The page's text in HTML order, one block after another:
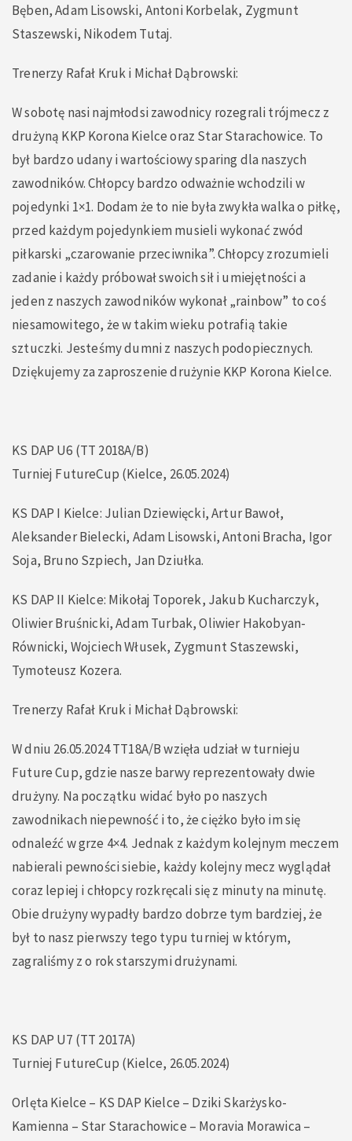
Bęben, Adam Lisowski, Antoni Korbelak, Zygmunt
Staszewski, Nikodem Tutaj.
Trenerzy Rafał Kruk i Michał Dąbrowski:
W sobotę nasi najmłodsi zawodnicy rozegrali trójmecz z
drużyną KKP Korona Kielce oraz Star Starachowice. To
był bardzo udany i wartościowy sparing dla naszych
zawodników. Chłopcy bardzo odważnie wchodzili w
pojedynki 1×1. Dodam że to nie była zwykła walka o piłkę,
przed każdym pojedynkiem musieli wykonać zwód
piłkarski „czarowanie przeciwnika”. Chłopcy zrozumieli
zadanie i każdy próbował swoich sił i umiejętności a
jeden z naszych zawodników wykonał „rainbow” to coś
niesamowitego, że w takim wieku potrafią takie
sztuczki. Jesteśmy dumni z naszych podopiecznych.
Dziękujemy za zaproszenie drużynie KKP Korona Kielce.
KS DAP U6 (TT 2018A/B)
Turniej FutureCup (Kielce, 26.05.2024)
KS DAP I Kielce: Julian Dziewięcki, Artur Bawoł,
Aleksander Bielecki, Adam Lisowski, Antoni Bracha, Igor
Soja, Bruno Szpiech, Jan Dziułka.
KS DAP II Kielce: Mikołaj Toporek, Jakub Kucharczyk,
Oliwier Bruśnicki, Adam Turbak, Oliwier Hakobyan-
Równicki, Wojciech Włusek, Zygmunt Staszewski,
Tymoteusz Kozera.
Trenerzy Rafał Kruk i Michał Dąbrowski:
W dniu 26.05.2024 TT18A/B wzięła udział w turnieju
Future Cup, gdzie nasze barwy reprezentowały dwie
drużyny. Na początku widać było po naszych
zawodnikach niepewność i to, że ciężko było im się
odnaleźć w grze 4×4. Jednak z każdym kolejnym meczem
nabierali pewności siebie, każdy kolejny mecz wyglądał
coraz lepiej i chłopcy rozkręcali się z minuty na minutę.
Obie drużyny wypadły bardzo dobrze tym bardziej, że
był to nasz pierwszy tego typu turniej w którym,
zagraliśmy z o rok starszymi drużynami.
KS DAP U7 (TT 2017A)
Turniej FutureCup (Kielce, 26.05.2024)
Orlęta Kielce – KS DAP Kielce – Dziki Skarżysko-
Kamienna – Star Starachowice – Moravia Morawica –